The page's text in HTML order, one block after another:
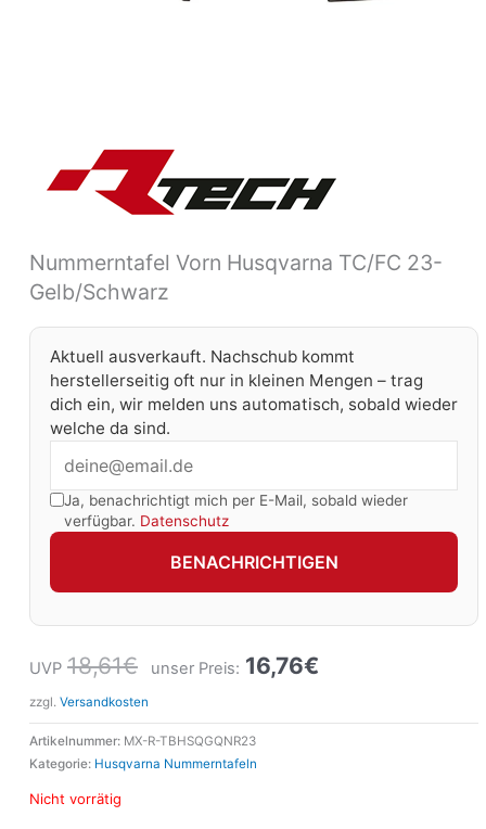
Nummerntafel Vorn Husqvarna TC/FC 23-
Gelb/Schwarz
Aktuell ausverkauft. Nachschub kommt
herstellerseitig oft nur in kleinen Mengen – trag
dich ein, wir melden uns automatisch, sobald wieder
welche da sind.
Ja, benachrichtigt mich per E-Mail, sobald wieder
verfügbar. Datenschutz
BENACHRICHTIGEN
UVP 18,61€ unser Preis: 16,76€
zzgl. Versandkosten
Artikelnummer: MX-R-TBHSQGQNR23
Kategorie: Husqvarna Nummerntafeln
Nicht vorrätig